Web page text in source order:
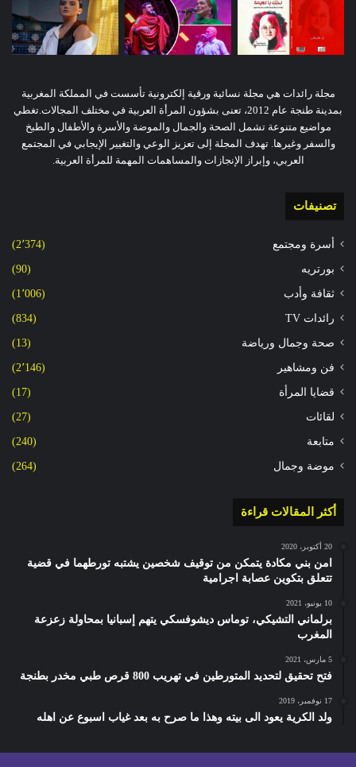
مجلة رائدات هي مجلة نسائية ورقية إلكترونية تأسست في المملكة المغربية
بمدينة طنجة عام 2012، تعنى بشؤون المرأة العربية في مختلف المجالات.تغطي
مواضيع متنوعة تشمل الصحة والجمال والموضة والأسرة والأطفال والطبخ
والسفر وغيرها. تهدف المجلة إلى تعزيز الوعي والتغيير الإيجابي في المجتمع
العربي، وإبراز الإنجازات والمساهمات المهمة للمرأة العربية.
تصنيفات
أسرة ومجتمع (2٬374)
بورتريه (90)
ثقافة وأدب (1٬006)
رائدات TV (834)
صحة وجمال ورياضة (13)
فن ومشاهير (2٬146)
قضايا المرأة (17)
لقائات (27)
متابعة (240)
موضة وجمال (264)
أكثر المقالات قراءة
20 أكتوبر، 2020
امن بني مكادة يتمكن من توقيف شخصين يشتبه تورطهما في قضية
تتعلق بتكوين عصابة اجرامية
10 يونيو، 2021
برلماني التشيكي، توماس ديشوفسكي يتهم إسبانيا بمحاولة زعزعة
المغرب
5 مارس، 2021
فتح تحقيق لتحديد المتورطين في تهريب 800 قرص طبي مخدر بطنجة
17 نوفمبر، 2019
ولد الكرية يعود الى بيته وهذا ما صرح به بعد غياب اسبوع عن اهله